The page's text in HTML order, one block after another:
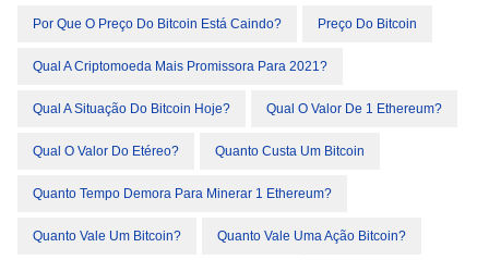
Por Que O Preço Do Bitcoin Está Caindo? Preço Do Bitcoin
Qual A Criptomoeda Mais Promissora Para 2021?
Qual A Situação Do Bitcoin Hoje? Qual O Valor De 1 Ethereum?
Qual O Valor Do Etéreo? Quanto Custa Um Bitcoin
Quanto Tempo Demora Para Minerar 1 Ethereum?
Quanto Vale Um Bitcoin? Quanto Vale Uma Ação Bitcoin?